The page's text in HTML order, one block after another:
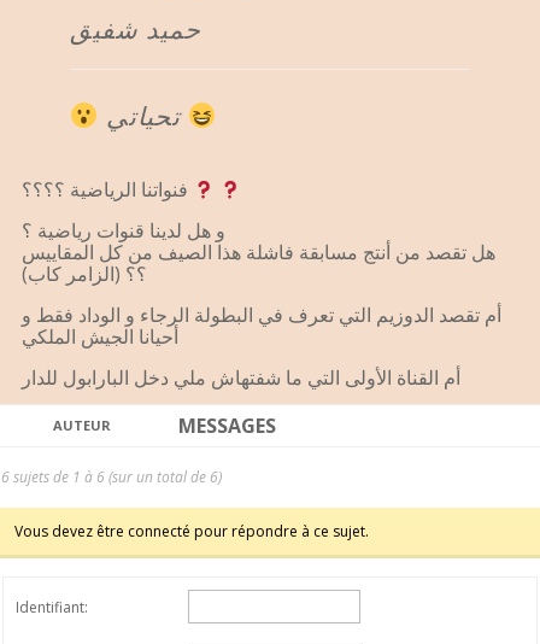
حميد شفيق
تحياتي
و هل لدينا قنوات رياضية ؟
هل تقصد من أنتج مسابقة فاشلة هذا الصيف من كل المقاييس
؟؟ (الزامر كاب)
أم تقصد الدوزيم التي تعرف في البطولة الرجاء و الوداد فقط و
أحيانا الجيش الملكي
أم القناة الأولى التي ما شفتهاش ملي دخل البارابول للدار
AUTEUR MESSAGES
6 sujets de 1 à 6 (sur un total de 6)
Vous devez être connecté pour répondre à ce sujet.
Identifiant: